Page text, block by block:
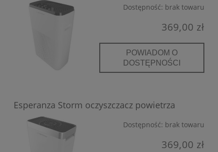
Dostępność: brak towaru
369,00 zł
POWIADOM O
DOSTĘPNOŚCI
Esperanza Storm oczyszczacz powietrza
Dostępność: brak towaru
369,00 zł